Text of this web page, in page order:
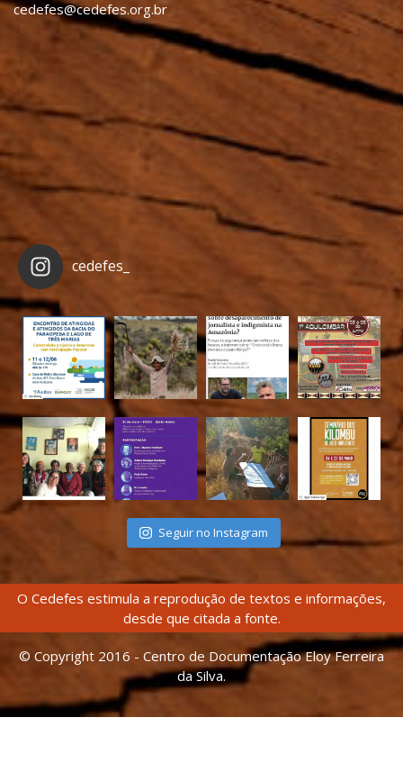
cedefes@cedefes.org.br
cedefes_
Seguir no Instagram
O Cedefes estimula a reprodução de textos e informações,
desde que citada a fonte.
© Copyright 2016 - Centro de Documentação Eloy Ferreira
da Silva.